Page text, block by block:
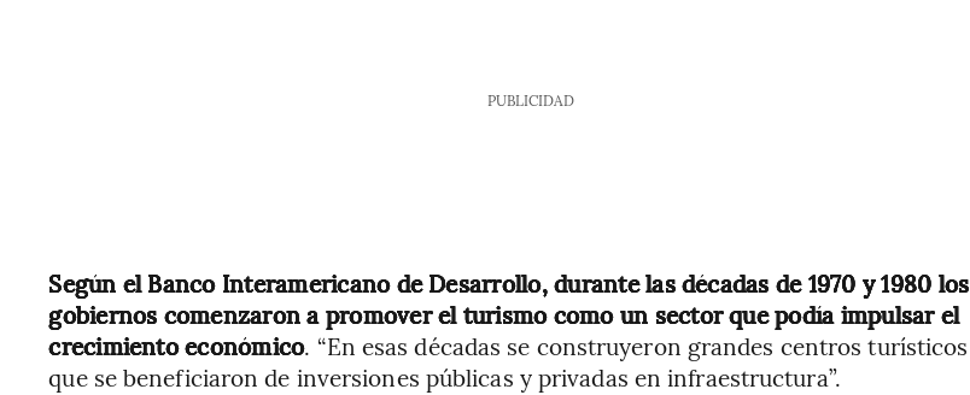
PUBLICIDAD
Según el Banco Interamericano de Desarrollo, durante las décadas de 1970 y 1980 los
gobiernos comenzaron a promover el turismo como un sector que podía impulsar el
crecimiento económico. “En esas décadas se construyeron grandes centros turísticos
que se beneficiaron de inversiones públicas y privadas en infraestructura”.